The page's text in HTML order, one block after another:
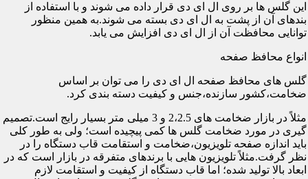
این گلس ها بر روی ال ای دی قرار داده می شوند و با استفاده از
بندهای آن از پشت به ال ای دی بسته می شوند.به همین منظور
توانایی محافظت آن از ال ای دی افزایش می یابد.
انواع محافظ صفحه
گلس های محافظ صفحه ال ای دی را می توان بر اساس
ضخامت،کشور سازنده،جنس و کیفیت دسته بندی کرد.
مثلاً در بازار ضخامت های 2،2.5 و 3 میلی متر بسیار رایج است.تصمیم
گیری در مورد ضخامت گلس ها کمی پیچیده است؛ ولی به طور کلی
باید اندازه صفحه تلویزیون،ضخامت و استقامت قاب دستگاه را در
نظر گرفت.مثلاً تلویزیون هایی با برندهای متفرقه در بازار است که در
ابعاد بالا تولید شده؛ اما قاب دستگاه از کیفیت و استقامت لازم